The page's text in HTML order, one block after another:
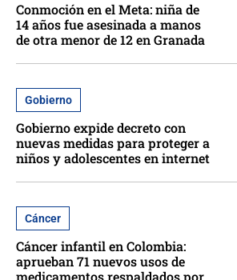
Conmoción en el Meta: niña de
14 años fue asesinada a manos
de otra menor de 12 en Granada
Gobierno
Gobierno expide decreto con
nuevas medidas para proteger a
niños y adolescentes en internet
Cáncer
Cáncer infantil en Colombia:
aprueban 71 nuevos usos de
medicamentos respaldados por